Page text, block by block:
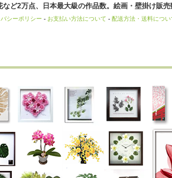
ど2万点、日本最大級の作品数。絵画・壁掛け販
シーポリシー - お支払い方法について - 配送方法・送料につい